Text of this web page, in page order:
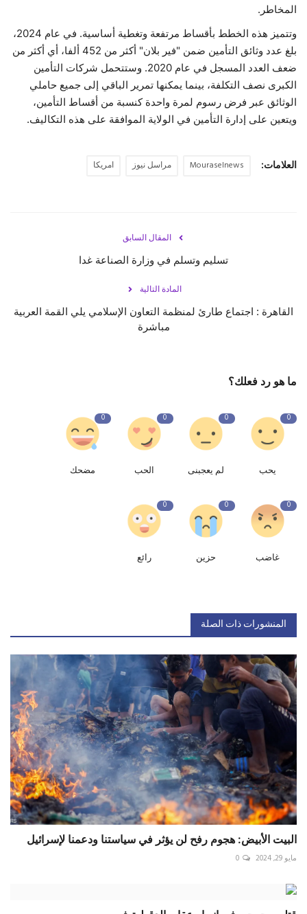
المخاطر.
وتتميز هذه الخطط بأقساط مرتفعة وتغطية أساسية. في عام 2024،
بلغ عدد وثائق التأمين ضمن "فير بلان" أكثر من 452 ألفا، أي أكثر من
ضعف العدد المسجل في عام 2020. وستتحمل شركات التأمين
الكبرى نصف التكلفة، بينما يمكنها تمرير الباقي إلى جميع حاملي
الوثائق عبر فرض رسوم لمرة واحدة كنسبة من أقساط التأمين،
ويتعين على إدارة التأمين في الولاية الموافقة على هذه التكاليف.
العلامات: Mouraselnews مراسل نيوز امريكا
المقال السابق
تسليم وتسلم في وزارة الصناعة غدا
المادة التالية
القاهرة : اجتماع طارئ لمنظمة التعاون الإسلامي يلي القمة العربية
مباشرة
ما هو رد فعلك؟
0
يحب
0
لم يعجبنى
0
الحب
0
مضحك
0
غاضب
0
حزين
0
رائع
المنشورات ذات الصلة
البيت الأبيض: هجوم رفح لن يؤثر في سياستنا ودعمنا لإسرائيل
مايو 29, 2024 0